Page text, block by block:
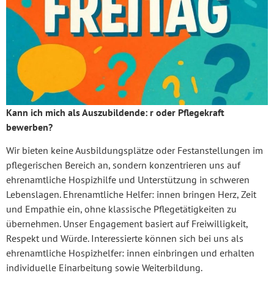
Kann ich mich als Auszubildende: r oder Pflegekraft
bewerben?
Wir bieten keine Ausbildungsplätze oder Festanstellungen im
pflegerischen Bereich an, sondern konzentrieren uns auf
ehrenamtliche Hospizhilfe und Unterstützung in schweren
Lebenslagen. Ehrenamtliche Helfer: innen bringen Herz, Zeit
und Empathie ein, ohne klassische Pflegetätigkeiten zu
übernehmen. Unser Engagement basiert auf Freiwilligkeit,
Respekt und Würde. Interessierte können sich bei uns als
ehrenamtliche Hospizhelfer: innen einbringen und erhalten
individuelle Einarbeitung sowie Weiterbildung.